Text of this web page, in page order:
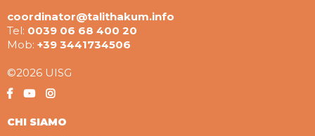
coordinator@talithakum.info
Tel: 0039 06 68 400 20
Mob: +39 3441734506
©2026 UISG
CHI SIAMO